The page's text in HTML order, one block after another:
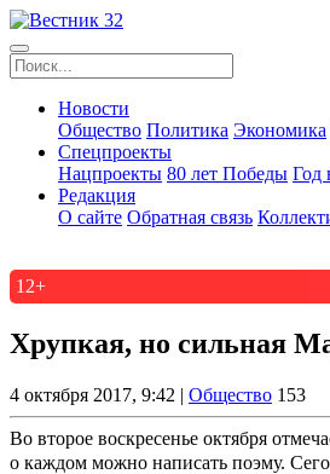
Новости
Общество Политика Экономика
Спецпроекты
Нацпроекты 80 лет Победы Год
Редакция
О сайте Обратная связь
12+
Хрупкая, но сильная
4 октября 2017, 9:42 | Общество 153
Во второе воскресенье октября
о каждом можно написать поэму.